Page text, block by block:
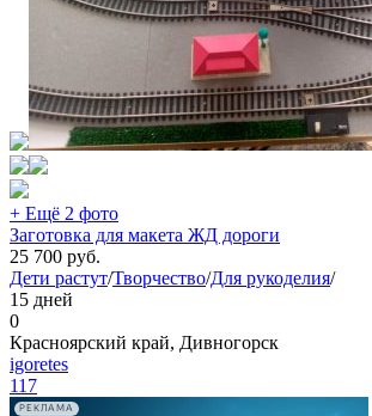
+ Ещё 2 фото
Заготовка для макета ЖД дороги
25 700 руб.
Дети растут/Творчество/Для рукоделия/
15 дней
0
Красноярский край, Дивногорск
igoretes
117
РЕКЛАМА